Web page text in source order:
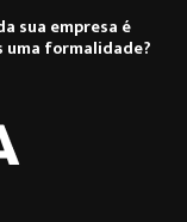
H
sua empresa é
uma formalidade?